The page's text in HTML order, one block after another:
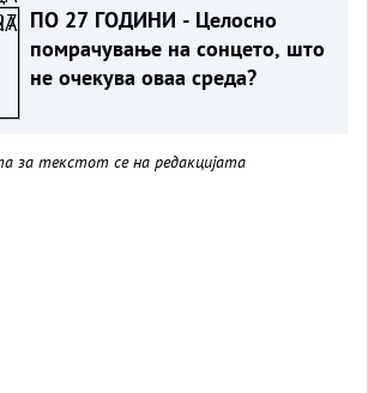
ПО 27 ГОДИНИ - Целосно
помрачување на сонцето, што
не очекува оваа среда?
за текстот се на редакцијата